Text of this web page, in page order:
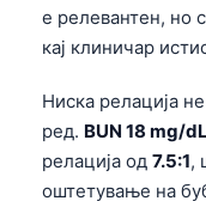
е релевантен, но
кај клиничар
Ниска релација
ред. BUN 18 mg/dL
релација од 7.5:1,
оштетување на
ไทย
ဗမာစာ
ភាសាខ្មែរ
Kiswahili